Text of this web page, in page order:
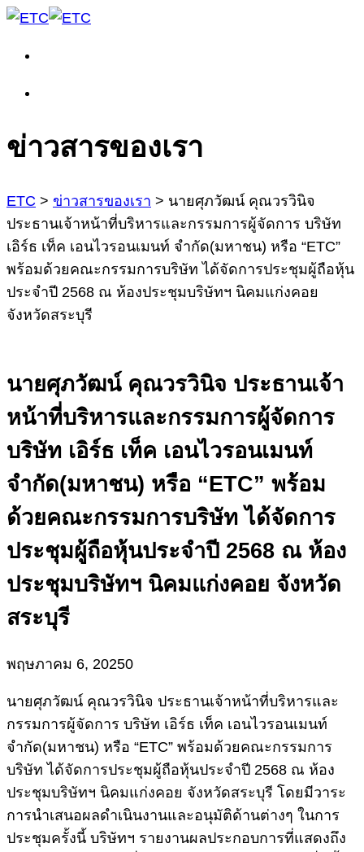
ข่าวสารของเรา
ETC > ข่าวสารของเรา > นายศุภวัฒน์ คุณวรวินิจ
ประธานเจ้าหน้าที่บริหารและกรรมการผู้จัดการ บริษัท
เอิร์ธ เท็ค เอนไวรอนเมนท์ จำกัด(มหาชน) หรือ “ETC”
พร้อมด้วยคณะกรรมการบริษัท ได้จัดการประชุมผู้ถือหุ้น
ประจำปี 2568 ณ ห้องประชุมบริษัทฯ นิคมแก่งคอย
จังหวัดสระบุรี
นายศุภวัฒน์ คุณวรวินิจ ประธานเจ้า
หน้าที่บริหารและกรรมการผู้จัดการ
บริษัท เอิร์ธ เท็ค เอนไวรอนเมนท์
จำกัด(มหาชน) หรือ “ETC” พร้อม
ด้วยคณะกรรมการบริษัท ได้จัดการ
ประชุมผู้ถือหุ้นประจำปี 2568 ณ ห้อง
ประชุมบริษัทฯ นิคมแก่งคอย จังหวัด
สระบุรี
พฤษภาคม 6, 20250
นายศุภวัฒน์ คุณวรวินิจ ประธานเจ้าหน้าที่บริหารและ
กรรมการผู้จัดการ บริษัท เอิร์ธ เท็ค เอนไวรอนเมนท์
จำกัด(มหาชน) หรือ “ETC” พร้อมด้วยคณะกรรมการ
บริษัท ได้จัดการประชุมผู้ถือหุ้นประจำปี 2568 ณ ห้อง
ประชุมบริษัทฯ นิคมแก่งคอย จังหวัดสระบุรี โดยมีวาระ
การนำเสนอผลดำเนินงานและอนุมัติด้านต่างๆ ในการ
ประชุมครั้งนี้ บริษัทฯ รายงานผลประกอบการที่แสดงถึง